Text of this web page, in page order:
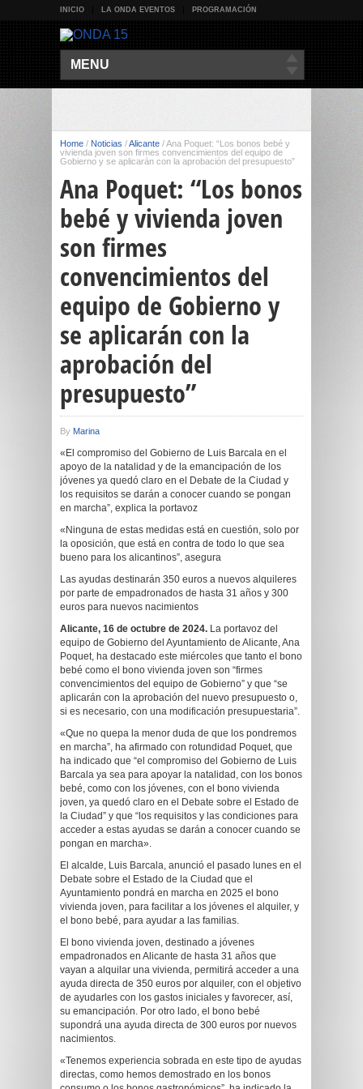
INICIO LA ONDA EVENTOS PROGRAMACIÓN
MENU
Home / Noticias /Alicante /Ana Poquet: “Los bonos bebé y
vivienda joven son firmes convencimientos del equipo de
Gobierno y se aplicarán con la aprobación del presupuesto”
Ana Poquet: “Los bonos
bebé y vivienda joven
son firmes
convencimientos del
equipo de Gobierno y
se aplicarán con la
aprobación del
presupuesto”
By Marina
«El compromiso del Gobierno de Luis Barcala en el
apoyo de la natalidad y de la emancipación de los
jóvenes ya quedó claro en el Debate de la Ciudad y
los requisitos se darán a conocer cuando se pongan
en marcha”, explica la portavoz
«Ninguna de estas medidas está en cuestión, solo por
la oposición, que está en contra de todo lo que sea
bueno para los alicantinos”, asegura
Las ayudas destinarán 350 euros a nuevos alquileres
por parte de empadronados de hasta 31 años y 300
euros para nuevos nacimientos
Alicante, 16 de octubre de 2024. La portavoz del
equipo de Gobierno del Ayuntamiento de Alicante, Ana
Poquet, ha destacado este miércoles que tanto el bono
bebé como el bono vivienda joven son “firmes
convencimientos del equipo de Gobierno” y que “se
aplicarán con la aprobación del nuevo presupuesto o,
si es necesario, con una modificación presupuestaria”.
«Que no quepa la menor duda de que los pondremos
en marcha”, ha afirmado con rotundidad Poquet, que
ha indicado que “el compromiso del Gobierno de Luis
Barcala ya sea para apoyar la natalidad, con los bonos
bebé, como con los jóvenes, con el bono vivienda
joven, ya quedó claro en el Debate sobre el Estado de
la Ciudad” y que “los requisitos y las condiciones para
acceder a estas ayudas se darán a conocer cuando se
pongan en marcha».
El alcalde, Luis Barcala, anunció el pasado lunes en el
Debate sobre el Estado de la Ciudad que el
Ayuntamiento pondrá en marcha en 2025 el bono
vivienda joven, para facilitar a los jóvenes el alquiler, y
el bono bebé, para ayudar a las familias.
El bono vivienda joven, destinado a jóvenes
empadronados en Alicante de hasta 31 años que
vayan a alquilar una vivienda, permitirá acceder a una
ayuda directa de 350 euros por alquiler, con el objetivo
de ayudarles con los gastos iniciales y favorecer, así,
su emancipación. Por otro lado, el bono bebé
supondrá una ayuda directa de 300 euros por nuevos
nacimientos.
«Tenemos experiencia sobrada en este tipo de ayudas
directas, como hemos demostrado en los bonos